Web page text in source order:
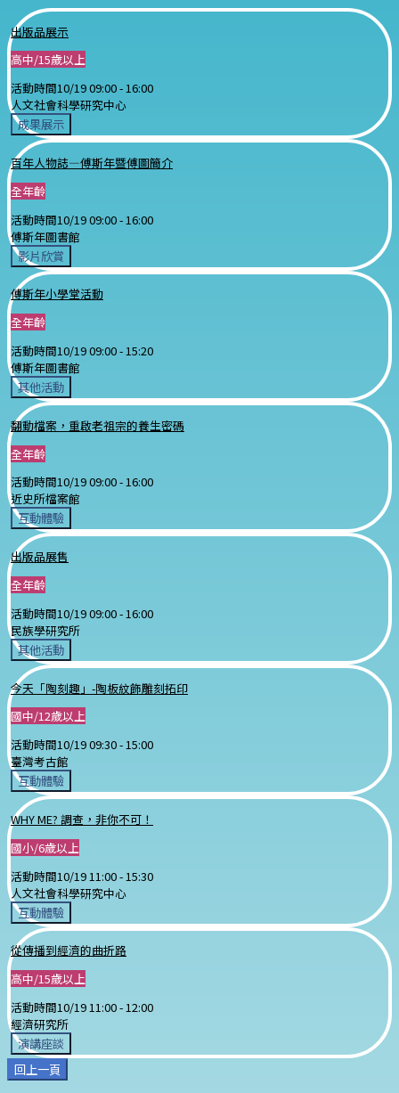
出版品展示
高中/15歲以上
活動時間10/19 09:00 -16:00
人文社會科學研究中心
成果展示
百年人物誌—傅斯年暨傅圖簡介
全年齡
活動時間10/19 09:00 - 16:00
傅斯年圖書館
影片欣賞
傅斯年小學堂活動
全年齡
活動時間10/19 09:00 -15:20
傅斯年圖書館
其他活動
翻動檔案，重啟老祖宗的養生密碼
全年齡
活動時間10/19 09:00 -16:00
近史所檔案館
互動體驗
出版品展售
全年齡
活動時間10/19 09:00 -16:00
民族學研究所
其他活動
今天「陶刻趣」-陶板紋飾雕刻拓印
國中/12歲以上
活動時間10/19 09:30 -15:00
臺灣考古館
互動體驗
WHY ME? 調查，非你不可！
國小/6歲以上
活動時間10/19 11:00 - 15:30
人文社會科學研究中心
互動體驗
從傳播到經濟的曲折路
高中/15歲以上
活動時間10/19 11:00 -12:00
經濟研究所
演講座談
回上一頁